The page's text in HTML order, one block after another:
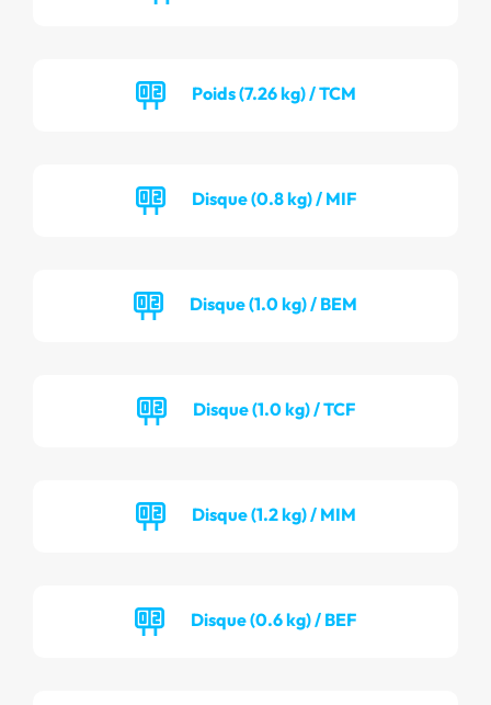
Poids (7.26 kg) / TCM
Disque (0.8 kg) / MIF
Disque (1.0 kg) / BEM
Disque (1.0 kg) / TCF
Disque (1.2 kg) / MIM
Disque (0.6 kg) / BEF